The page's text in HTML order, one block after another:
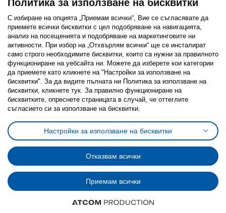
Последвайте ни:
FacebookTwitterYoutubePinterestInstagram
Политика за използване на бисквитки (Cookies)
Избор на настройки за използване на бисквитки
Условия за ползване на ikea.bgОбща политика за личните данни
Политика за защита на личните данни на ikea.bg
Общи условия на програма IKEA Family
Политика за защита на лични данни на програма IKEA Family
© Inter-IKEA Systems B.V. 1999 - 2025
Политика за използване на бисквитки
С избиране на опцията „Приемам всички“, Вие се съгласявате да
приемете всички бисквитки с цел подобряване на навигацията,
анализ на посещенията и подобряване на маркетинговите ни
активности. При избор на „Отхвърлям всички“ ще се инсталират
само строго необходимитe бисквитки, които са нужни за правилното
функциониране на уебсайта ни. Можете да изберете кои категории
да приемете като кликнете на "Настройки за използване на
бисквитки". За да видите пълната ни Политика за използване на
бисквитки, кликнете тук. За правилно функциониране на
бисквитките, опреснете страницата в случай, че оттеглите
съгласието си за използване на бисквитки.
Настройки за използване на бисквитки
Отказвам всички
Приемам всички